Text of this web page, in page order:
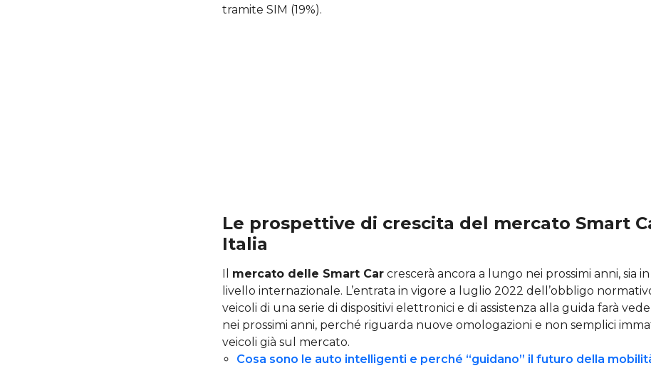
tramite SIM (19%).
Le prospettive di crescita del mercato Smart
Italia
Il mercato delle Smart Car crescerà ancora a lungo nei prossimi anni, sia in
livello internazionale. L’entrata in vigore a luglio 2022 dell’obbligo
veicoli di una serie di dispositivi elettronici e di assistenza alla guida farà
nei prossimi anni, perché riguarda nuove omologazioni e non semplici
veicoli già sul mercato.
Cosa sono le auto intelligenti e perché “guidano” il futuro della